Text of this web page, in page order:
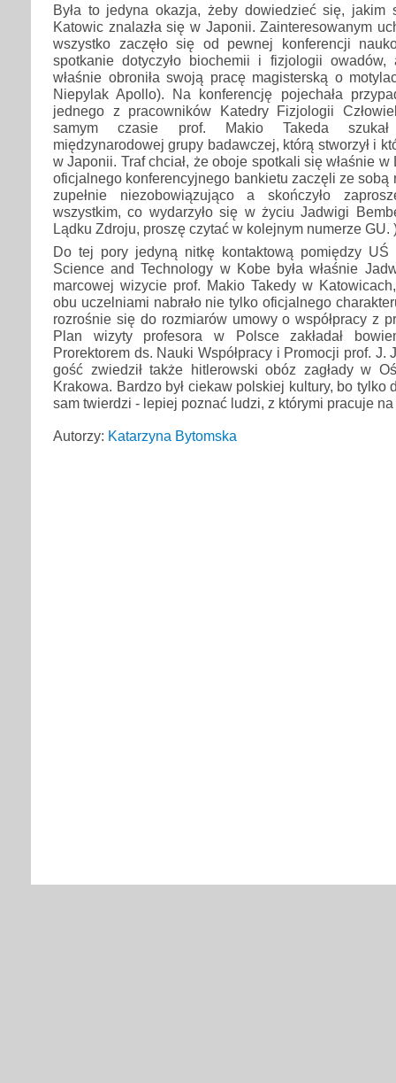
Była to jedyna okazja, żeby dowiedzieć się, jakim
Katowic znalazła się w Japonii. Zainteresowanym
wszystko zaczęło się od pewnej konferencji
spotkanie dotyczyło biochemii i fizjologii owadów,
właśnie obroniła swoją pracę magisterską o
Niepylak Apollo). Na konferencję pojechała
jednego z pracowników Katedry Fizjologii
samym czasie prof. Makio Takeda szukał
międzynarodowej grupy badawczej, którą stworzył i
w Japonii. Traf chciał, że oboje spotkali się właśnie
oficjalnego konferencyjnego bankietu zaczęli ze sobą
zupełnie niezobowiązująco a skończyło
wszystkim, co wydarzyło się w życiu Jadwigi
Lądku Zdroju, proszę czytać w kolejnym numerze GU.
Do tej pory jedyną nitkę kontaktową pomiędzy
Science and Technology w Kobe była właśnie
marcowej wizycie prof. Makio Takedy w
obu uczelniami nabrało nie tylko oficjalnego
rozrośnie się do rozmiarów umowy o współpracy z
Plan wizyty profesora w Polsce zakładał
Prorektorem ds. Nauki Współpracy i Promocji prof. J.
gość zwiedził także hitlerowski obóz zagłady w
Krakowa. Bardzo był ciekaw polskiej kultury, bo tylko
sam twierdzi - lepiej poznać ludzi, z którymi pracuje
Autorzy: Katarzyna Bytomska